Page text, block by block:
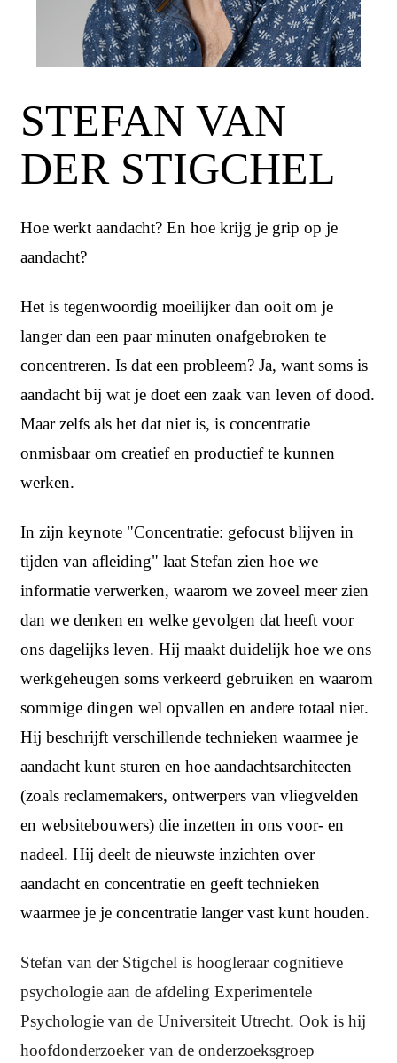
STEFAN VAN
DER STIGCHEL
Hoe werkt aandacht? En hoe krijg je grip op je
aandacht?
Het is tegenwoordig moeilijker dan ooit om je
langer dan een paar minuten onafgebroken te
concentreren. Is dat een probleem? Ja, want soms is
aandacht bij wat je doet een zaak van leven of dood.
Maar zelfs als het dat niet is, is concentratie
onmisbaar om creatief en productief te kunnen
werken.
In zijn keynote "Concentratie: gefocust blijven in
tijden van afleiding" laat Stefan zien hoe we
informatie verwerken, waarom we zoveel meer zien
dan we denken en welke gevolgen dat heeft voor
ons dagelijks leven. Hij maakt duidelijk hoe we ons
werkgeheugen soms verkeerd gebruiken en waarom
sommige dingen wel opvallen en andere totaal niet.
Hij beschrijft verschillende technieken waarmee je
aandacht kunt sturen en hoe aandachtsarchitecten
(zoals reclamemakers, ontwerpers van vliegvelden
en websitebouwers) die inzetten in ons voor- en
nadeel. Hij deelt de nieuwste inzichten over
aandacht en concentratie en geeft technieken
waarmee je je concentratie langer vast kunt houden.
Stefan van der Stigchel is hoogleraar cognitieve
psychologie aan de afdeling Experimentele
Psychologie van de Universiteit Utrecht. Ook is hij
hoofdonderzoeker van de onderzoeksgroep